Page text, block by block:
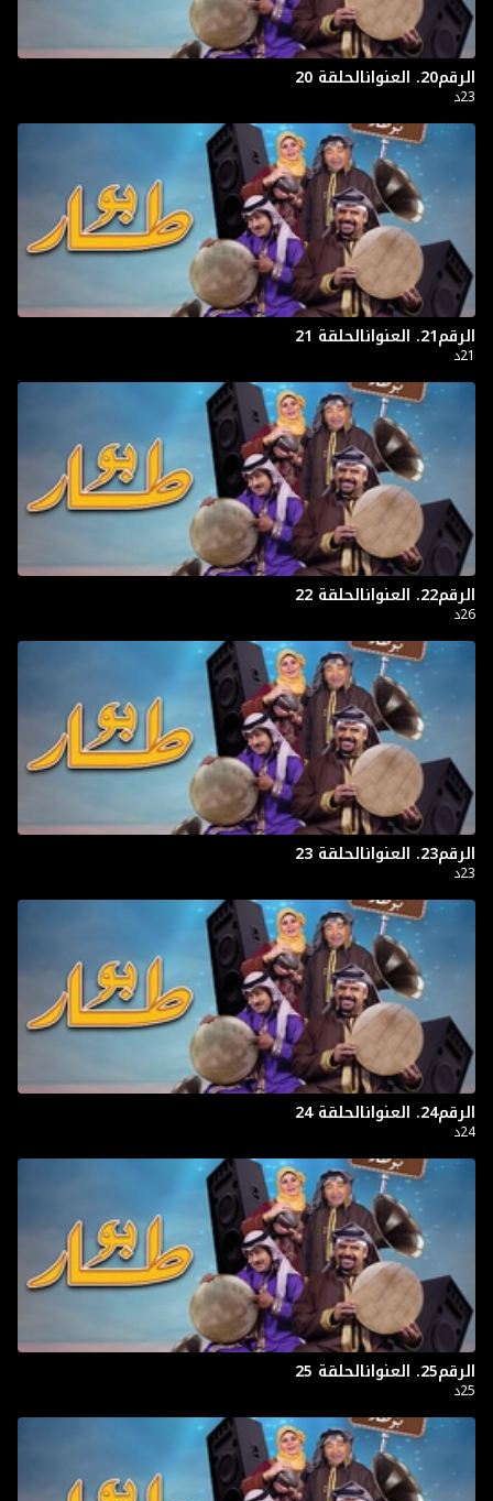
الرقم20. العنوانالحلقة 20
23د
الرقم21. العنوانالحلقة 21
21د
الرقم22. العنوانالحلقة 22
26د
الرقم23. العنوانالحلقة 23
23د
الرقم24. العنوانالحلقة 24
24د
الرقم25. العنوانالحلقة 25
25د